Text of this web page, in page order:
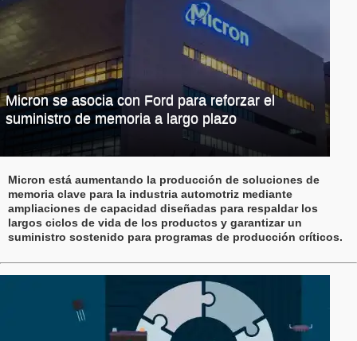
Micron se asocia con Ford para reforzar el
suministro de memoria a largo plazo
Micron está aumentando la producción de soluciones de
memoria clave para la industria automotriz mediante
ampliaciones de capacidad diseñadas para respaldar los
largos ciclos de vida de los productos y garantizar un
suministro sostenido para programas de producción críticos.